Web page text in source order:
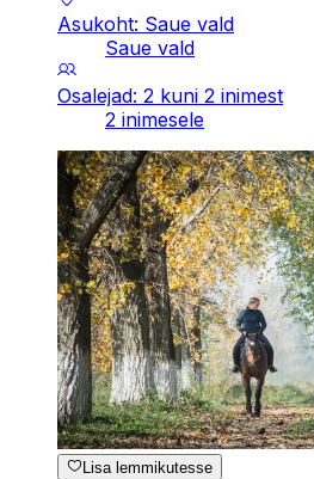
Asukoht: Saue vald
Saue vald
Osalejad: 2 kuni 2 inimest
2 inimesele
Lisa lemmikutesse